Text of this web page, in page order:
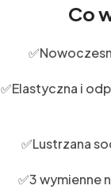
Co
✅Elastyczna i
✅Lustrzana
✅3 wymienne